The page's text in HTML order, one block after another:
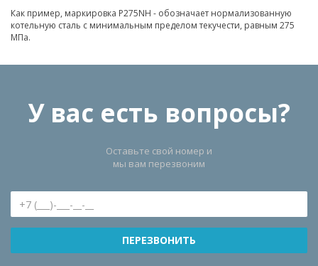
Как пример, маркировка P275NH - обозначает нормализованную
котельную сталь с минимальным пределом текучести, равным 275
МПа.
У вас есть вопросы?
Оставьте свой номер и
мы вам перезвоним